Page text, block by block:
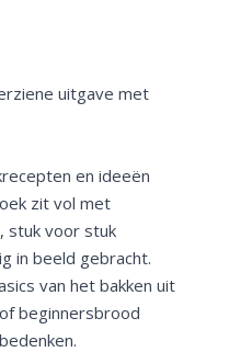
uitgave met
en ideeën
zit vol met
stuk voor stuk
in beeld gebracht.
van het bakken uit
beginnersbrood